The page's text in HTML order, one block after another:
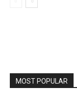
MOST POPULAR